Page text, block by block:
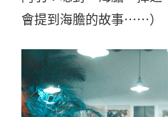
會提到海膽的故事⋯⋯）